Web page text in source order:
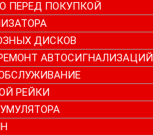
ПЕРЕД ПОКУПКОЙ
ДИСКОВ
АВТОСИГНАЛИЗАЦИЙ
РЕЙКИ